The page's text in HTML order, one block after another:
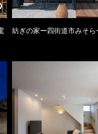
紡ぎの家ー四街道市みそら